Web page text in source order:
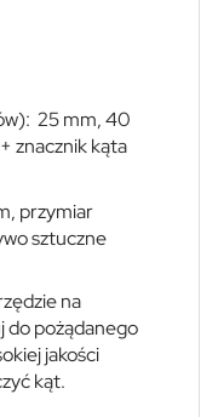
25 mm, 40
znacznik kąta
przymiar
sztuczne
na
do pożądanego
jakości
kąt.